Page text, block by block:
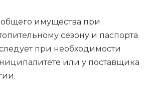
имущества при
сезону и паспорта
при необходимости
или у поставщика